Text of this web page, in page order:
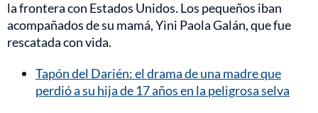
la frontera con Estados Unidos. Los pequeños iban
acompañados de su mamá, Yini Paola Galán, que fue
rescatada con vida.
Tapón del Darién: el drama de una madre que
perdió a su hija de 17 años en la peligrosa selva